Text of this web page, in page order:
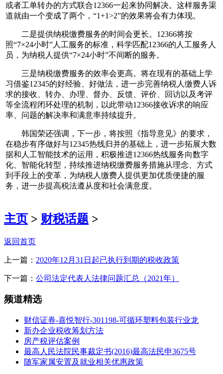
或者工单转办的方式联合12366一起来协同解决。这样服务渠
道就由一个变成了两个，“1+1>2”的效果将会有力体现。
二是提供纳税缴费服务的时间会更长。12366将按
照“7×24小时”人工服务的标准，科学匹配12366的人工服务人
员，为纳税人提供“7×24小时”不间断的服务。
三是纳税缴费服务的效率会更高。将在现有的基础上学
习借鉴12345的好经验、好做法，进一步完善纳税人缴费人诉
求的接收、转办、办理、督办、反馈、评价、回访以及考评
等全流程闭环处理的机制，以此带动12366接收诉求的响应
率、问题的解决率和满意率持续提升。
韩国荣还强调，下一步，将按照《指导意见》的要求，
在稳步有序做好与12345热线归并的基础上，进一步拓展大数
据和人工智能技术的运用，积极推进12366热线服务向数字
化、智能化转型，持续推进纳税缴费服务措施从理念、方式
到手段上的变革，为纳税人缴费人提供更加优质便捷的服
务，进一步提高税法遵从度和社会满意度。
主页 > 财税话题 >
返回首页
上一篇： 2020年12月31日起已执行到期的税收政策
下一篇： 公司法定代表人法律问题汇总（2021年）
频道精选
财信证券-喜悦智行-301198-可循环塑料包装行业龙
新办企业税收筹划方法
房产税评估案例
最高人民法院民事裁定书(2016)最高法民申3675号
随军家属安置及就业相关优惠政策